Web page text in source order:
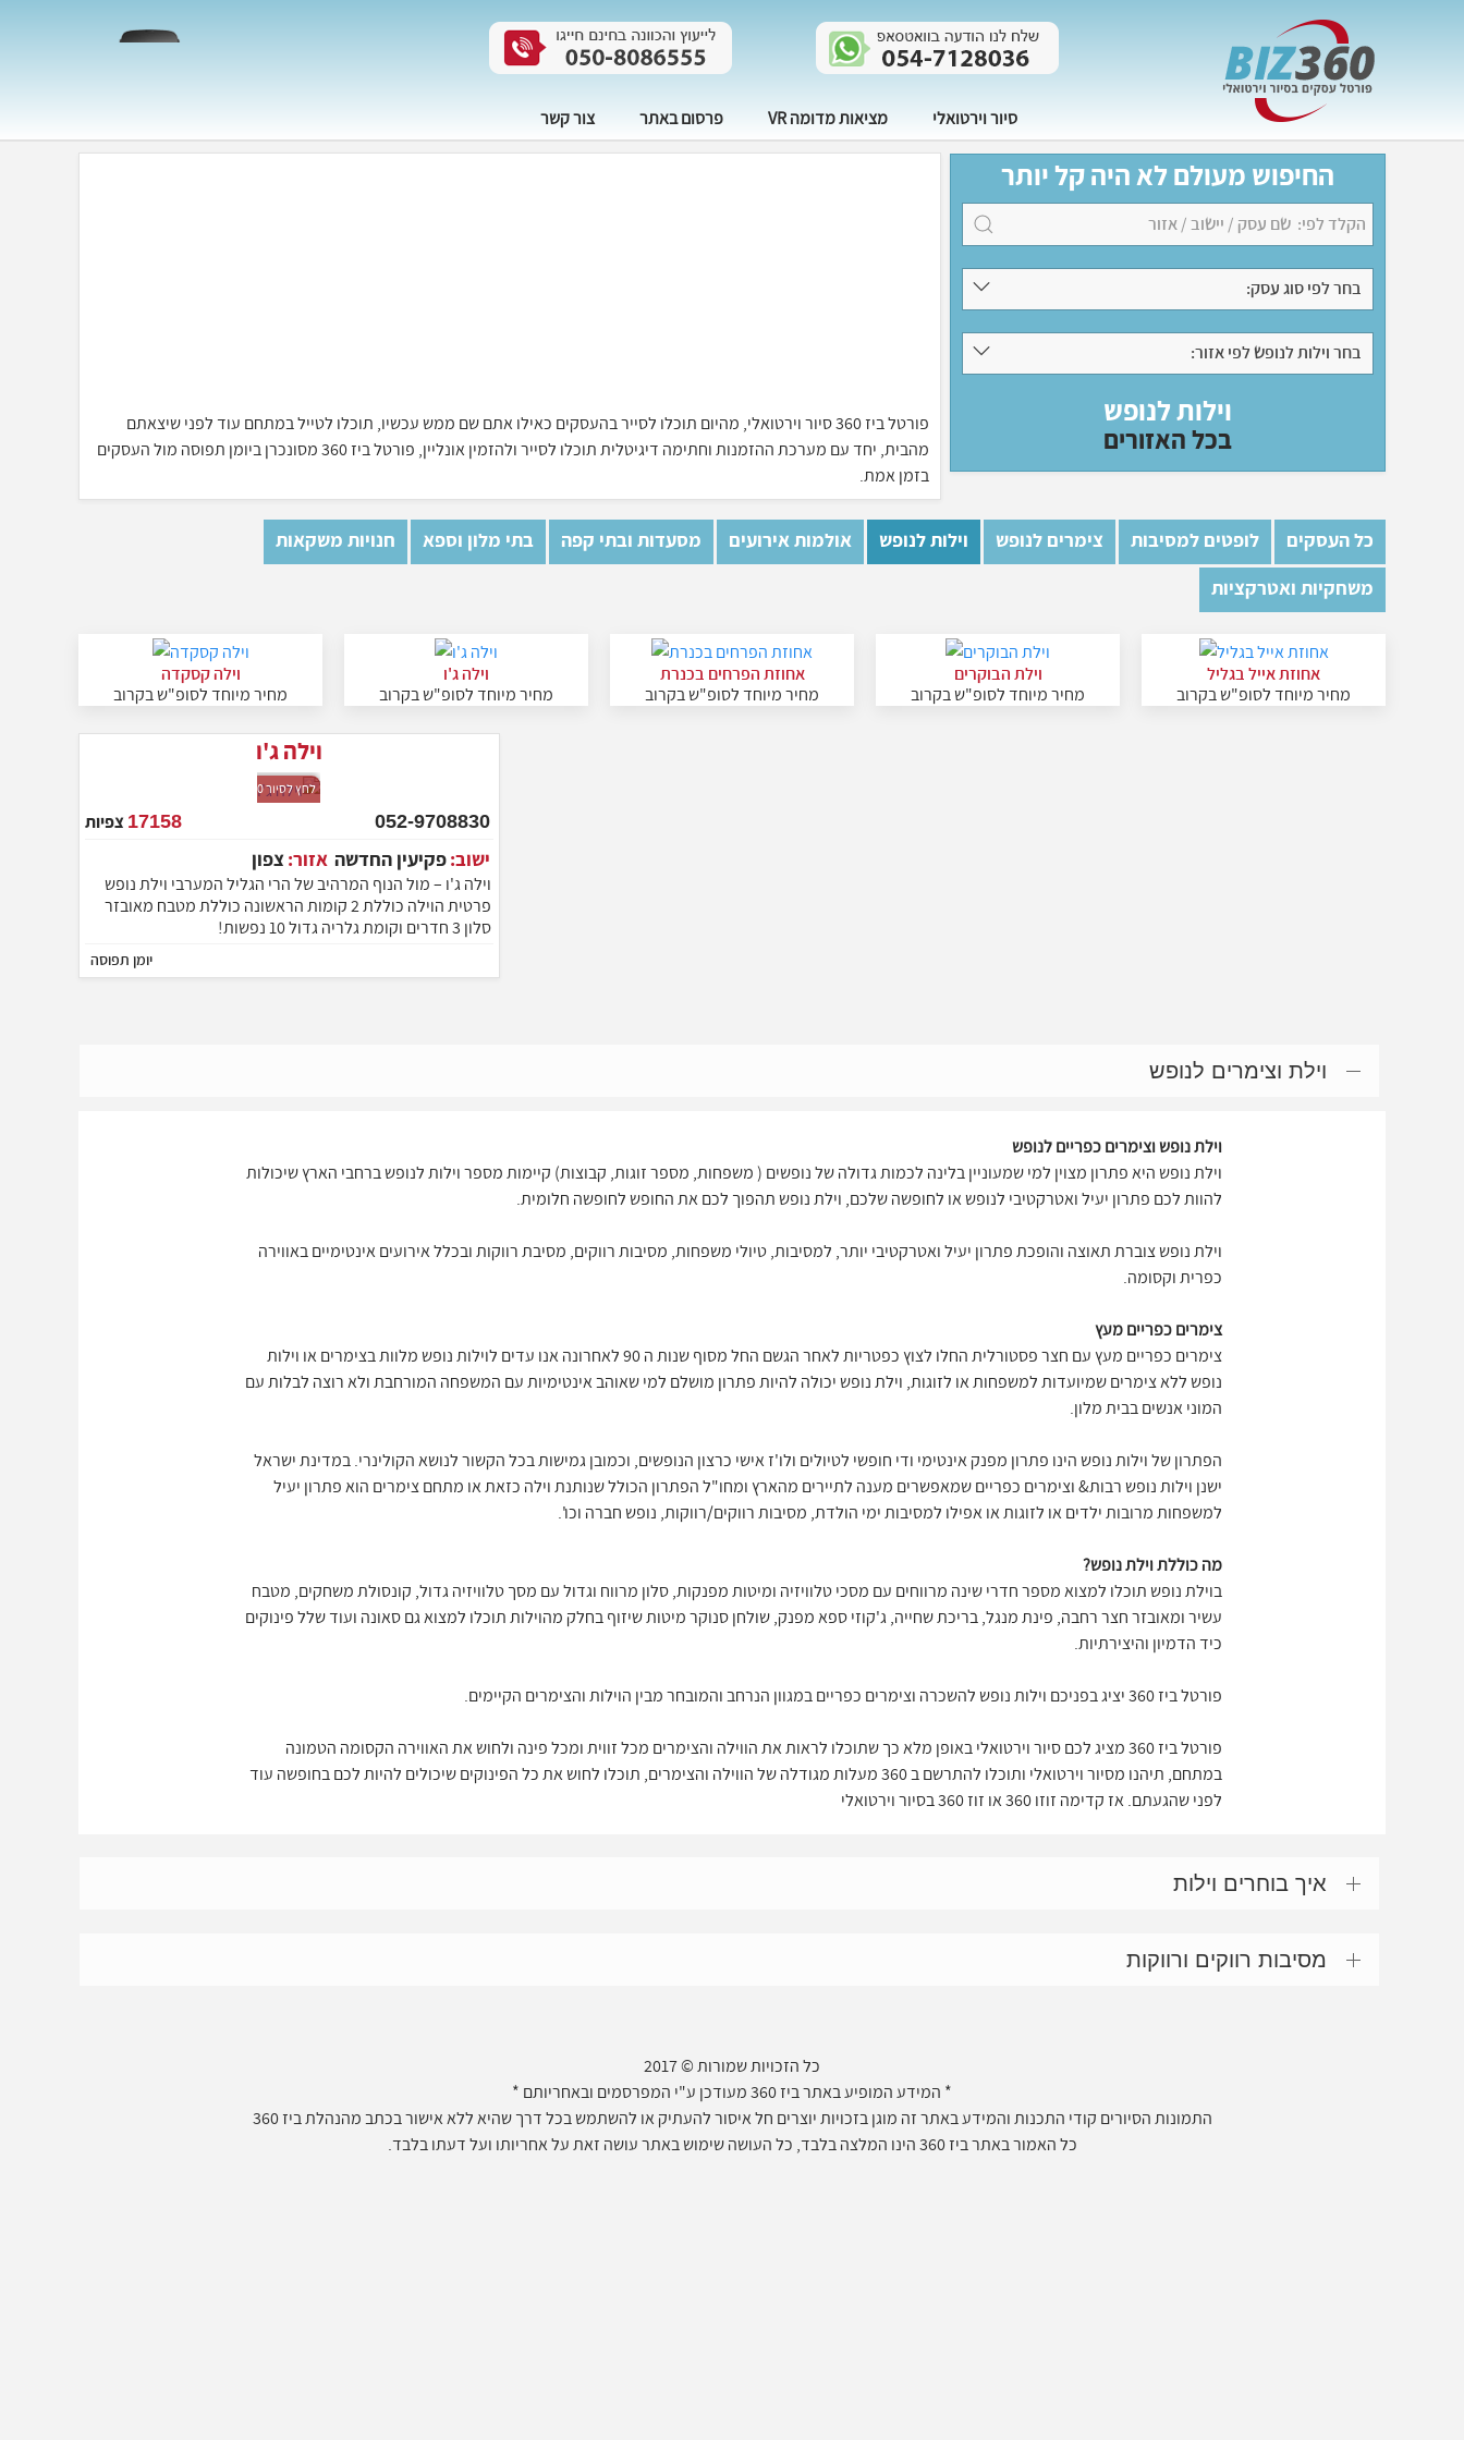
סיור וירטואלי מציאות מדומה VR פרסום באתר צור קשר
פורטל ביז 360 סיור וירטואלי, מהיום תוכלו לסייר בהעסקים כאילו אתם שם ממש עכשיו, תוכלו לטייל במתחם עוד לפני שיצאתם
מהבית, יחד עם מערכת ההזמנות וחתימה דיגיטלית תוכלו לסייר ולהזמין אונליין, פורטל ביז 360 מסונכרן ביומן תפוסה מול העסקים
בזמן אמת.
החיפוש מעולם לא היה קל יותר
בחר לפי סוג עסק:
בחר וילות לנופש לפי אזור:
וילות לנופש
בכל האזורים
כל העסקים לופטים למסיבות צימרים לנופש וילות לנופש אולמות אירועים מסעדות ובתי קפה בתי מלון וספא
חנויות משקאות
משחקיות ואטרקציות
וילה קסקדה
מחיר מיוחד לסופ"ש בקרוב
וילה ג'ו
מחיר מיוחד לסופ"ש בקרוב
אחוזת הפרחים בכנרת
מחיר מיוחד לסופ"ש בקרוב
וילת הבוקרים
מחיר מיוחד לסופ"ש בקרוב
אחוזת אייל בגליל
מחיר מיוחד לסופ"ש בקרוב
וילה ג'ו
לחץ לסיור 360
052-9708830
17158 צפיות
ישוב:פקיעין החדשה אזור:צפון
וילה ג'ו – מול הנוף המרהיב של הרי הגליל המערבי וילת נופש
פרטית הוילה כוללת 2 קומות הראשונה כוללת מטבח מאובזר
סלון 3 חדרים וקומת גלריה גדול 10 נפשות!
יומן תפוסה
וילת וצימרים לנופש
וילת נופש וצימרים כפריים לנופש
וילת נופש היא פתרון מצוין למי שמעוניין בלינה לכמות גדולה של נופשים ( משפחות, מספר זוגות, קבוצות) קיימות מספר וילות לנופש ברחבי הארץ שיכולות
להוות לכם פתרון יעיל ואטרקטיבי לנופש או לחופשה שלכם, וילת נופש תהפוך לכם את החופש לחופשה חלומית.
וילת נופש צוברת תאוצה והופכת פתרון יעיל ואטרקטיבי יותר, למסיבות, טיולי משפחות, מסיבות רווקים, מסיבת רווקות ובכלל אירועים אינטימיים באווירה
כפרית וקסומה.
צימרים כפריים מעץ
צימרים כפריים מעץ עם חצר פסטורלית החלו לצוץ כפטריות לאחר הגשם החל מסוף שנות ה 90 לאחרונה אנו עדים לוילות נופש מלוות בצימרים או וילות
נופש ללא צימרים שמיועדות למשפחות או לזוגות, וילת נופש יכולה להיות פתרון מושלם למי שאוהב אינטימיות עם המשפחה המורחבת ולא רוצה לבלות עם
המוני אנשים בבית מלון.
הפתרון של וילות נופש הינו פתרון מפנק אינטימי ודי חופשי לטיולים ולו'ז אישי כרצון הנופשים, וכמובן גמישות בכל הקשור לנושא הקולינרי. במדינת ישראל
ישנן וילות נופש רבות& וצימרים כפריים שמאפשרים מענה לתיירים מהארץ ומחו"ל הפתרון הכולל שנותנת וילה כזאת או מתחם צימרים הוא פתרון יעיל
למשפחות מרובות ילדים או לזוגות או אפילו למסיבות ימי הולדת, מסיבות רווקים/רווקות, נופש חברה וכו'.
מה כוללת וילת נופש?
בוילת נופש תוכלו למצוא מספר חדרי שינה מרווחים עם מסכי טלוויזיה ומיטות מפנקות, סלון מרווח וגדול עם מסך טלוויזיה גדול, קונסולת משחקים, מטבח
עשיר ומאובזר חצר רחבה, פינת מנגל, בריכת שחייה, ג'קוזי ספא מפנק, שולחן סנוקר מיטות שיזוף בחלק מהוילות תוכלו למצוא גם סאונה ועוד שלל פינוקים
כיד הדמיון והיצירתיות.
פורטל ביז 360 יציג בפניכם וילות נופש להשכרה וצימרים כפריים במגוון הנרחב והמובחר מבין הוילות והצימרים הקיימים.
פורטל ביז 360 מציג לכם סיור וירטואלי באופן מלא כך שתוכלו לראות את הווילה והצימרים מכל זווית ומכל פינה ולחוש את האווירה הקסומה הטמונה
במתחם, תיהנו מסיור וירטואלי ותוכלו להתרשם ב 360 מעלות מגודלה של הווילה והצימרים, תוכלו לחוש את כל הפינוקים שיכולים להיות לכם בחופשה עוד
לפני שהגעתם. אז קדימה זוזו 360 או זוז 360 בסיור וירטואלי
איך בוחרים וילות
מסיבות רווקים ורווקות
כל הזכויות שמורות © 2017
* המידע המופיע באתר ביז 360 מעודכן ע"י המפרסמים ובאחריותם *
התמונות הסיורים קודי התכנות והמידע באתר זה מוגן בזכויות יוצרים חל איסור להעתיק או להשתמש בכל דרך שהיא ללא אישור בכתב מהנהלת ביז 360
כל האמור באתר ביז 360 הינו המלצה בלבד, כל העושה שימוש באתר עושה זאת על אחריותו ועל דעתו בלבד.